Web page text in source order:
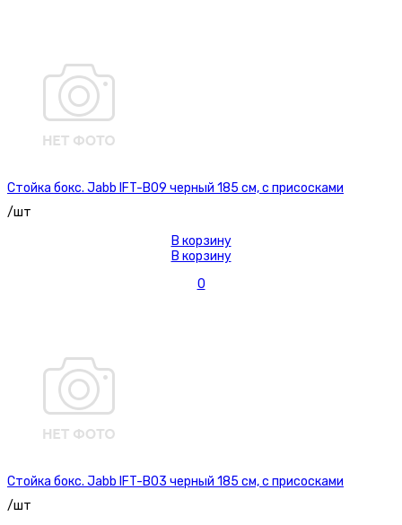
Стойка бокс. Jabb IFT-B09 черный 185 см, с присосками
/шт
В корзину
В корзину
0
Стойка бокс. Jabb IFT-B03 черный 185 см, с присосками
/шт